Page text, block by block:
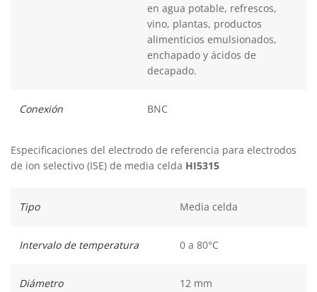
en agua potable, refrescos,
vino, plantas, productos
alimenticios emulsionados,
enchapado y ácidos de
decapado.
Conexión BNC
Especificaciones del electrodo de referencia para electrodos
de ion selectivo (ISE) de media celda HI5315
Tipo Media celda
Intervalo de temperatura 0 a 80°C
Diámetro 12 mm